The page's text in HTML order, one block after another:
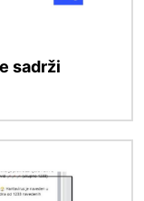
sadrži